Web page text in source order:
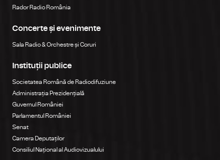
Rador Radio România
Concerte și evenimente
Sala Radio & Orchestre și Coruri
Instituții publice
Societatea Română de Radiodifuziune
Administrația Prezidențială
Guvernul României
Parlamentul României
Senat
Camera Deputaților
Consiliul Național al Audiovizualului